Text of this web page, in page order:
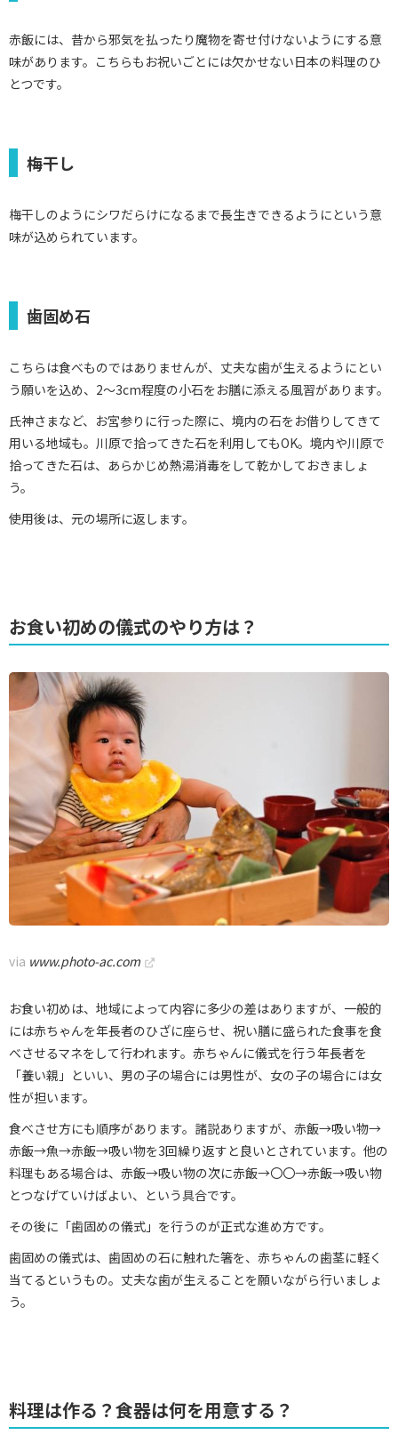
赤飯には、昔から邪気を払ったり魔物を寄せ付けないようにする意
味があります。こちらもお祝いごとには欠かせない日本の料理のひ
とつです。
梅干し
梅干しのようにシワだらけになるまで長生きできるようにという意
味が込められています。
歯固め石
こちらは食べものではありませんが、丈夫な歯が生えるようにとい
う願いを込め、2～3cm程度の小石をお膳に添える風習があります。
氏神さまなど、お宮参りに行った際に、境内の石をお借りしてきて
用いる地域も。川原で拾ってきた石を利用してもOK。境内や川原で
拾ってきた石は、あらかじめ熱湯消毒をして乾かしておきましょ
う。
使用後は、元の場所に返します。
お食い初めの儀式のやり方は？
via www.photo-ac.com
お食い初めは、地域によって内容に多少の差はありますが、一般的
には赤ちゃんを年長者のひざに座らせ、祝い膳に盛られた食事を食
べさせるマネをして行われます。赤ちゃんに儀式を行う年長者を
「養い親」といい、男の子の場合には男性が、女の子の場合には女
性が担います。
食べさせ方にも順序があります。諸説ありますが、赤飯→吸い物→
赤飯→魚→赤飯→吸い物を3回繰り返すと良いとされています。他の
料理もある場合は、赤飯→吸い物の次に赤飯→〇〇→赤飯→吸い物
とつなげていけばよい、という具合です。
その後に「歯固めの儀式」を行うのが正式な進め方です。
歯固めの儀式は、歯固めの石に触れた箸を、赤ちゃんの歯茎に軽く
当てるというもの。丈夫な歯が生えることを願いながら行いましょ
う。
料理は作る？食器は何を用意する？